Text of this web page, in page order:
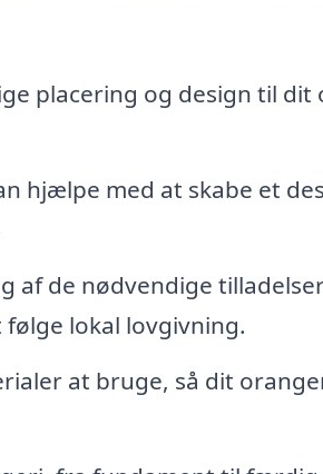
placering og design til dit
hjælpe med at skabe et
af de nødvendige
lokal lovgivning.
at bruge, så dit